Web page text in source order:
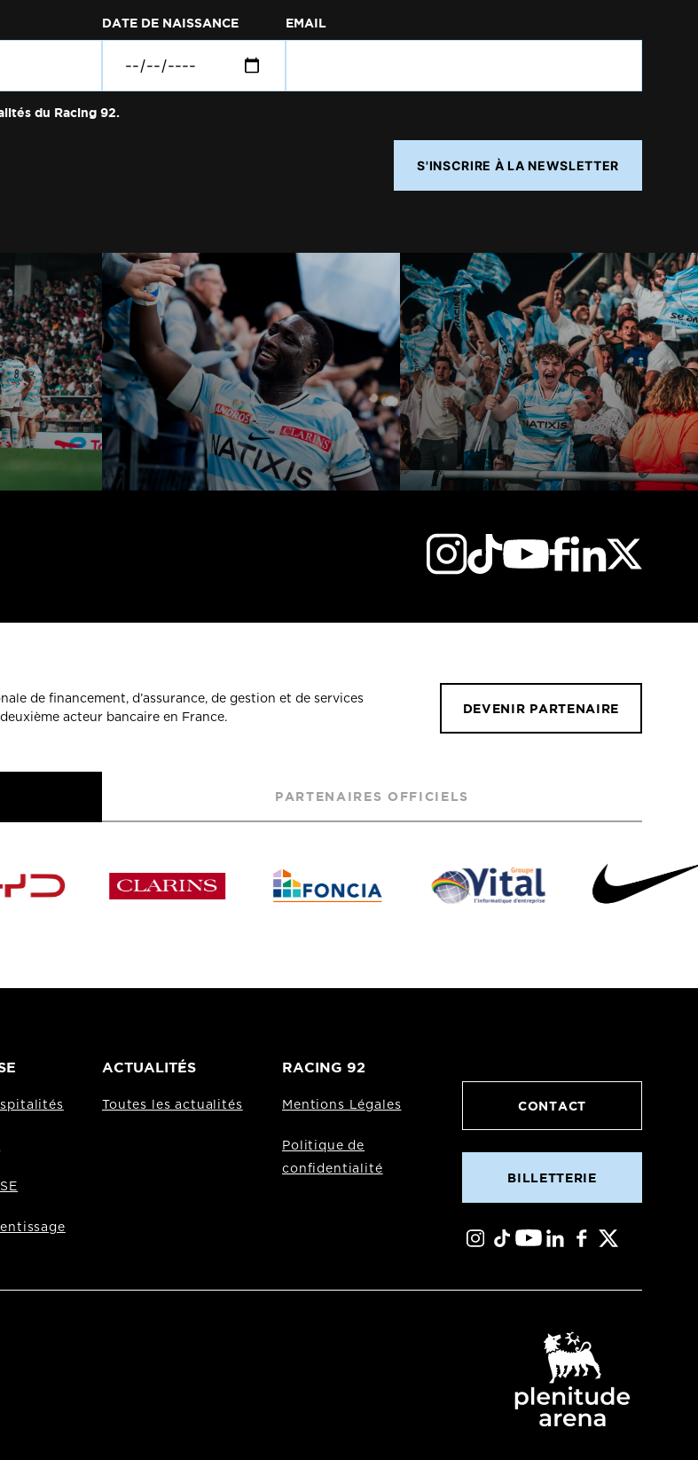
DATE DE NAISSANCE EMAIL
du Racing 92.
S'INSCRIRE À LA NEWSLETTER
de financement, d’assurance, de gestion et de services
acteur bancaire en France.
DEVENIR PARTENAIRE
PARTENAIRES OFFICIELS
ACTUALITÉS
Toutes les actualités
RACING 92
Mentions Légales
Politique de
confidentialité
CONTACT
BILLETTERIE